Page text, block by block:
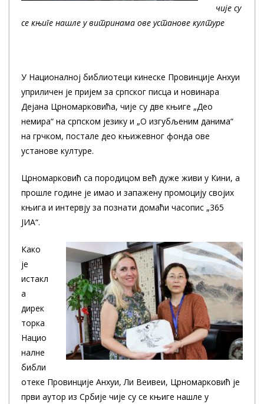
чије су
се књиге нашле у витринама ове установе културе
У Националној библиотеци кинеске Провинције Анхуи
уприличен је пријем за српског писца и новинара
Дејана Црномарковића, чије су две књиге „Део
немира“ на српском језику и „О изгубљеним данима“
на грчком, постале део књижевног фонда ове
установе културе.
Црномарковић са породицом већ дуже живи у Кини, а
прошле године је имао и запажену промоцију својих
књига и интервју за познати домаћи часопис „365
ЈИА“.
Како
је
истакл
а
дирек
торка
Нацио
налне
библи
отеке Провинције Анхуи, Ли Веивеи, Црномарковић је
први аутор из Србије чије су се књиге нашле у